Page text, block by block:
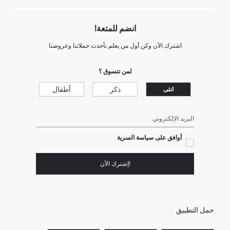
انضم للمتعة!
اشترك الآن وكن أول من يعلم بأحدث حملاتنا وعروضنا
لمن تتسوق ؟
انثى ذكر أطفال
البريد الإلكتروني
أوافق على سياسة السرية
!إشترك الآن
حمل التطبيق